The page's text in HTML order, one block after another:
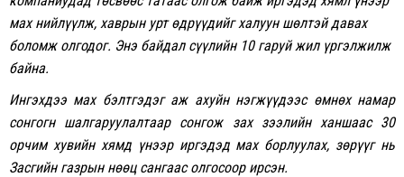
мах нийлүүлж, хаврын урт өдрүүдийг халуун шөлтэй давах
боломж олгодог. Энэ байдал сүүлийн 10 гаруй жил үргэлжилж
байна.
Ингэхдээ мах бэлтгэдэг аж ахуйн нэгжүүдээс өмнөх намар
сонгогн шалгаруулалтаар сонгож зах зээлийн ханшаас 30
орчим хувийн хямд үнээр иргэдэд мах борлуулах, зөрүүг нь
Засгийн газрын нөөц сангаас олгосоор ирсэн.